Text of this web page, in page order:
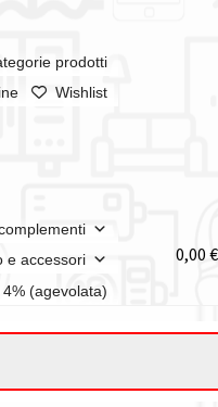
prodotti
Wishlist
e accessori
(agevolata)
0,00 €